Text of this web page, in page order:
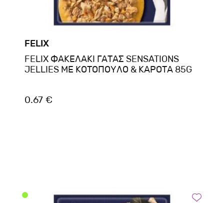
FELIX
FELIX ΦΑΚΕΛΑΚΙ ΓΑΤΑΣ SENSATIONS
JELLIES ΜΕ ΚΟΤΟΠΟΥΛΟ & ΚΑΡΟΤΑ 85G
0.67 €